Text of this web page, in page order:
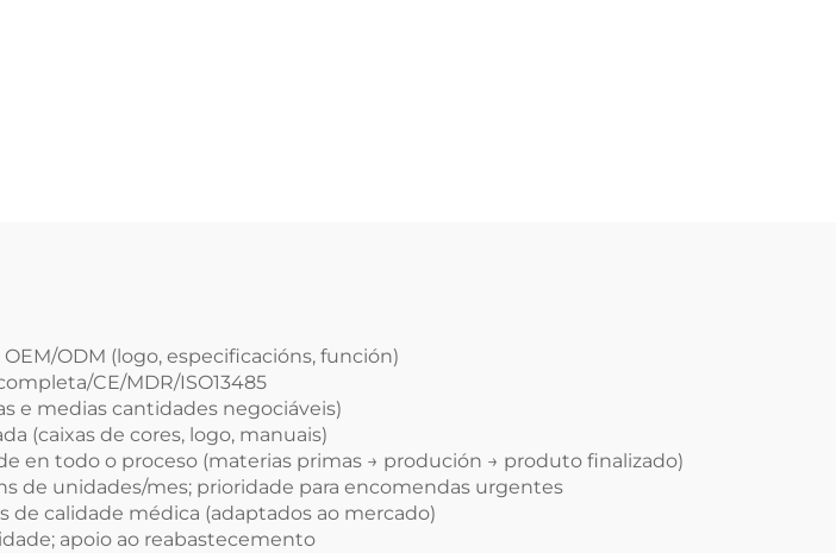
ODM (logo, especificacións, función)
CE/MDR/ISO13485
e medias cantidades negociáveis)
(caixas de cores, logo, manuais)
en todo o proceso (materias primas → produción → produto finalizado)
de unidades/mes; prioridade para encomendas urgentes
de calidade médica (adaptados ao mercado)
apoio ao reabastecemento